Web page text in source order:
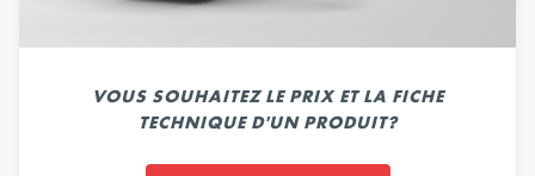
VOUS SOUHAITEZ LE PRIX ET LA FICHE
TECHNIQUE D'UN PRODUIT?